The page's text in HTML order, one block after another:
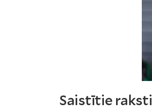
Saistītie raksti